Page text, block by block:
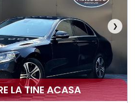
❯
LA TINE ACASA